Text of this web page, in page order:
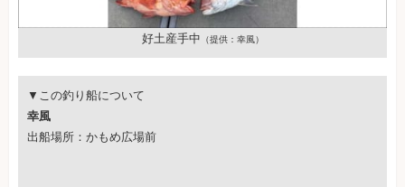
好土産手中 （提供：幸風）
▼この釣り船について
幸風
出船場所：かもめ広場前